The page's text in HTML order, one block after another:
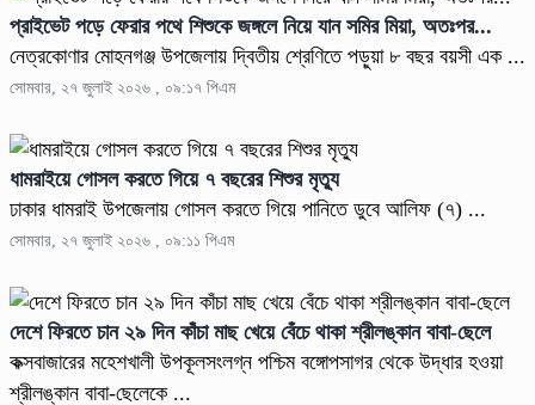
প্রাইভেট পড়ে ফেরার পথে শিশুকে জঙ্গলে নিয়ে যান সমির মিয়া, অতঃপর...
নেত্রকোণার মোহনগঞ্জ উপজেলায় দ্বিতীয় শ্রেণিতে পড়ুয়া ৮ বছর বয়সী এক ...
সোমবার, ২৭ জুলাই ২০২৬ , ০৯:১৭ পিএম
ধামরাইয়ে গোসল করতে গিয়ে ৭ বছরের শিশুর মৃত্যু
ঢাকার ধামরাই উপজেলায় গোসল করতে গিয়ে পানিতে ডুবে আলিফ (৭) ...
সোমবার, ২৭ জুলাই ২০২৬ , ০৯:১১ পিএম
দেশে ফিরতে চান ২৯ দিন কাঁচা মাছ খেয়ে বেঁচে থাকা শ্রীলঙ্কান বাবা-ছেলে
কক্সবাজারের মহেশখালী উপকূলসংলগ্ন পশ্চিম বঙ্গোপসাগর থেকে উদ্ধার হওয়া
শ্রীলঙ্কান বাবা-ছেলেকে ...